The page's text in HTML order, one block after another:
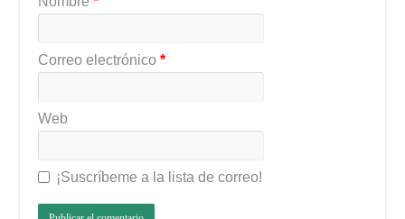
Correo electrónico*
Web
¡Suscríbeme a la lista de correo!